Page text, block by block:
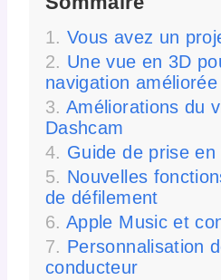
Vous avez un
Une vue en 3D
navigation améliorée
Améliorations du
Dashcam
Guide de prise
Nouvelles
de défilement
Apple Music et
Personnalisation
conducteur